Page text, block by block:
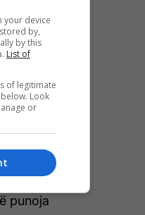
në
për
punoja
your device
by,
by this
List of
of legitimate
Look
or